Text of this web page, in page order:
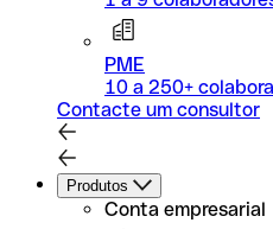
PME
10 a 250+
Contacte um consultor
Produtos
Conta empresarial